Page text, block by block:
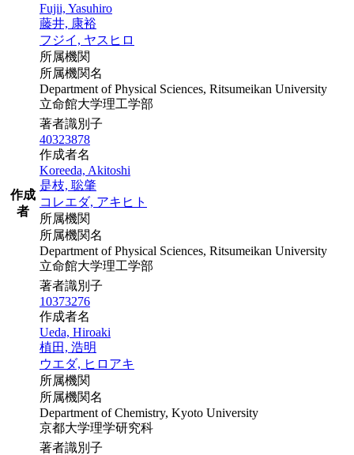
作成
者
Fujii, Yasuhiro
藤井, 康裕
フジイ, ヤスヒロ
所属機関
所属機関名
Department of Physical Sciences, Ritsumeikan University
立命館大学理工学部
著者識別子
40323878
作成者名
Koreeda, Akitoshi
是枝, 聡肇
コレエダ, アキヒト
所属機関
所属機関名
Department of Physical Sciences, Ritsumeikan University
立命館大学理工学部
著者識別子
10373276
作成者名
Ueda, Hiroaki
植田, 浩明
ウエダ, ヒロアキ
所属機関
所属機関名
Department of Chemistry, Kyoto University
京都大学理学研究科
著者識別子